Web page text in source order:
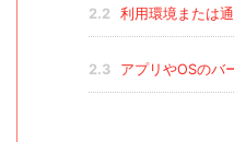
2.2 利用環境または
2.3 アプリやOSのバ